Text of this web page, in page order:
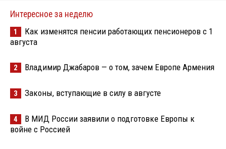
Интересное за неделю
1
Как изменятся пенсии работающих пенсионеров с 1
августа
2 Владимир Джабаров — о том, зачем Европе Армения
3 Законы, вступающие в силу в августе
4
В МИД России заявили о подготовке Европы к
войне с Россией